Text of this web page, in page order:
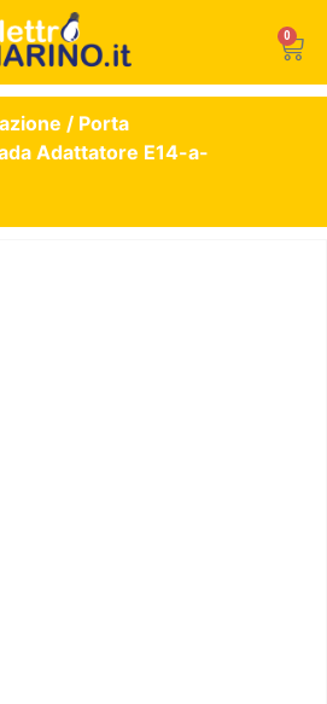
0
/ Porta
Adattatore E14-a-